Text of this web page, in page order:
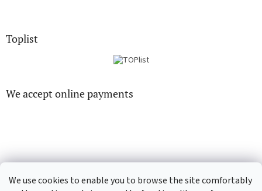
We use cookies to enable you to browse the site comfortably
Toplist
We accept online payments